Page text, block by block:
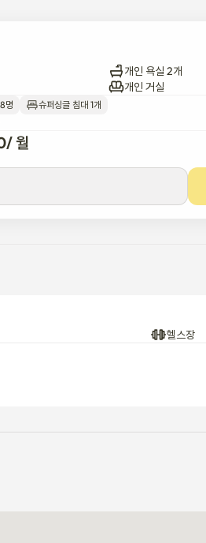
개인 욕실 2개
개인 거실
명 슈퍼싱글 침대 1개
/ 월
헬스장